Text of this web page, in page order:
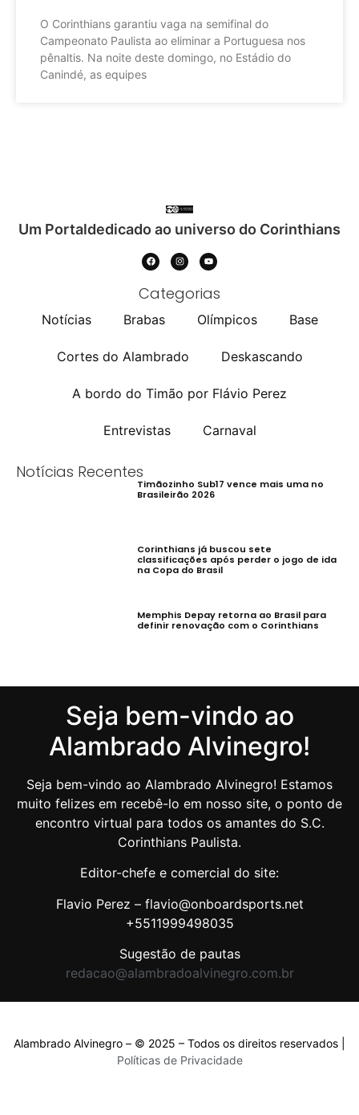
O Corinthians garantiu vaga na semifinal do
Campeonato Paulista ao eliminar a Portuguesa nos
pênaltis. Na noite deste domingo, no Estádio do
Canindé, as equipes
Um Portaldedicado ao universo do Corinthians
Categorias
Notícias Brabas Olímpicos Base
Cortes do Alambrado Deskascando
A bordo do Timão por Flávio Perez
Entrevistas Carnaval
Notícias Recentes
Timãozinho Sub17 vence mais uma no
Brasileirão 2026
Corinthians já buscou sete
classificações após perder o jogo de ida
na Copa do Brasil
Memphis Depay retorna ao Brasil para
definir renovação com o Corinthians
Seja bem-vindo ao
Alambrado Alvinegro!
Seja bem-vindo ao Alambrado Alvinegro! Estamos
muito felizes em recebê-lo em nosso site, o ponto de
encontro virtual para todos os amantes do S.C.
Corinthians Paulista.
Editor-chefe e comercial do site:
Flavio Perez – flavio@onboardsports.net
+5511999498035
Sugestão de pautas
redacao@alambradoalvinegro.com.br
Alambrado Alvinegro – © 2025 – Todos os direitos reservados |
Políticas de Privacidade